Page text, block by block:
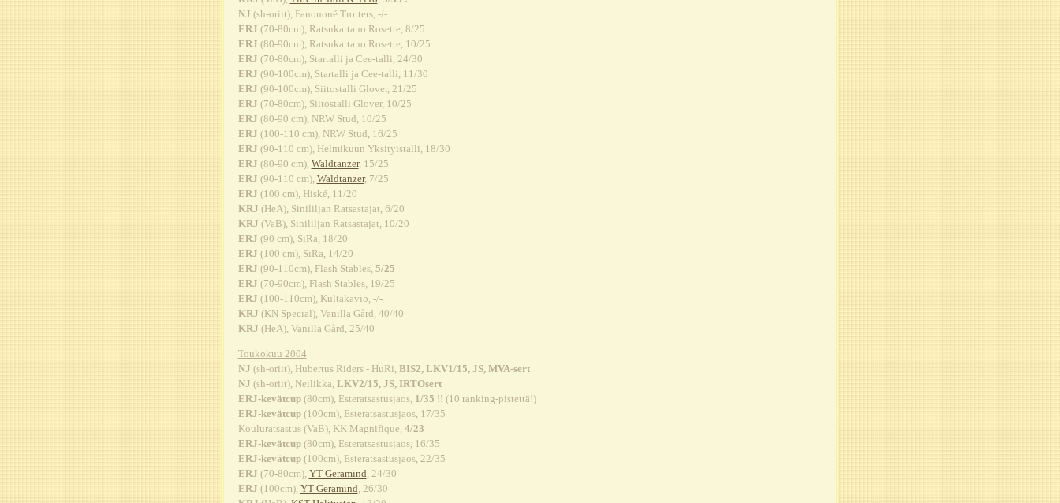
NJ (sh-oriit), Fanononé Trotters, -/-
ERJ (70-80cm), Ratsukartano Rosette, 8/25
ERJ (80-90cm), Ratsukartano Rosette, 10/25
ERJ (70-80cm), Startalli ja Cee-talli, 24/30
ERJ (90-100cm), Startalli ja Cee-talli, 11/30
ERJ (90-100cm), Siitostalli Glover, 21/25
ERJ (70-80cm), Siitostalli Glover, 10/25
ERJ (80-90 cm), NRW Stud, 10/25
ERJ (100-110 cm), NRW Stud, 16/25
ERJ (90-110 cm), Helmikuun Yksityistalli, 18/30
ERJ (80-90 cm), Waldtanzer, 15/25
ERJ (90-110 cm), Waldtanzer, 7/25
ERJ (100 cm), Hiské, 11/20
KRJ (HeA), Sinililjan Ratsastajat, 6/20
KRJ (VaB), Sinililjan Ratsastajat, 10/20
ERJ (90 cm), SiRa, 18/20
ERJ (100 cm), SiRa, 14/20
ERJ (90-110cm), Flash Stables, 5/25
ERJ (70-90cm), Flash Stables, 19/25
ERJ (100-110cm), Kultakavio, -/-
KRJ (KN Special), Vanilla Gård, 40/40
KRJ (HeA), Vanilla Gård, 25/40
Toukokuu 2004
NJ (sh-oriit), Hubertus Riders - HuRi, BIS2, LKV1/15, JS, MVA-sert
NJ (sh-oriit), Neilikka, LKV2/15, JS, IRTOsert
ERJ-kevätcup(80cm), Esteratsastusjaos, 1/35 !! (10 ranking-pistettä!)
ERJ-kevätcup(100cm), Esteratsastusjaos, 17/35
Kouluratsastus (VaB), KK Magnifique, 4/23
ERJ-kevätcup(80cm), Esteratsastusjaos, 16/35
ERJ-kevätcup(100cm), Esteratsastusjaos, 22/35
ERJ (70-80cm), YT Geramind, 24/30
ERJ (100cm), YT Geramind, 26/30